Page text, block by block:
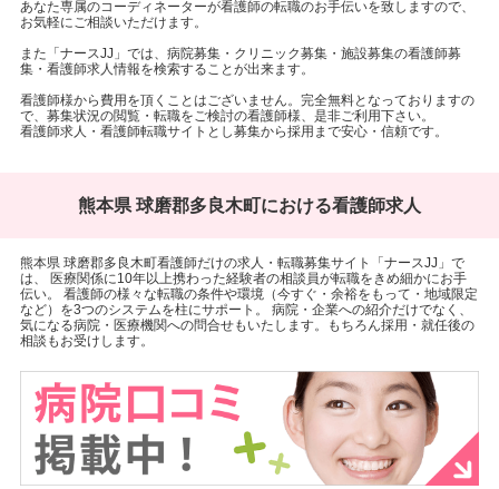
あなた専属のコーディネーターが看護師の転職のお手伝いを致しますので、
お気軽にご相談いただけます。
また「ナースJJ」では、病院募集・クリニック募集・施設募集の看護師募
集・看護師求人情報を検索することが出来ます。
看護師様から費用を頂くことはございません。完全無料となっておりますの
で、募集状況の閲覧・転職をご検討の看護師様、是非ご利用下さい。
看護師求人・看護師転職サイトとし募集から採用まで安心・信頼です。
熊本県 球磨郡多良木町における看護師求人
熊本県 球磨郡多良木町看護師だけの求人・転職募集サイト「ナースJJ」で
は、 医療関係に10年以上携わった経験者の相談員が転職をきめ細かにお手
伝い。 看護師の様々な転職の条件や環境（今すぐ・余裕をもって・地域限定
など）を3つのシステムを柱にサポート。 病院・企業への紹介だけでなく、
気になる病院・医療機関への問合せもいたします。もちろん採用・就任後の
相談もお受けします。